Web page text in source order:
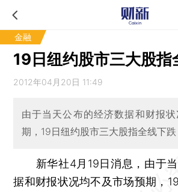
金融
19日纽约股市三大股指
2012年04月20日 11:49
由于当天公布的经济数据和财报
期，19日纽约股市三大股指全线下跌
新华社4月19日消息，由于当
据和财报状况均不及市场预期，